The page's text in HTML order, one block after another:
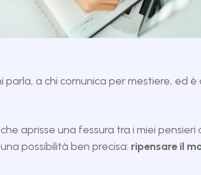
parla, a chi comunica per mestiere, ed
aprisse una fessura tra i miei pensieri
possibilità ben precisa: ripensare il